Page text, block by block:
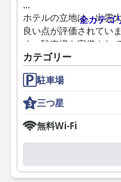
ホテルの立地は、出雲
良い点が評価されてい
く、駐車場も完備され
的です。ただし、駅か
ショップがないため、
わらず、多くのゲスト
す。
ホテルの朝食は、和食
ティ豊かなビュッフェ
足できるものであり、
ティブな食事体験に貢
対策も、体験をさらに
全カテゴ
カテゴリー
駐車場
三つ星
無料Wi-Fi